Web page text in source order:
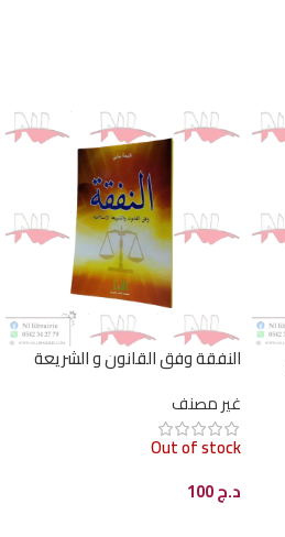
النفقة وفق القانون و الشريعة
غير مصنف
Out of stock
د.ج